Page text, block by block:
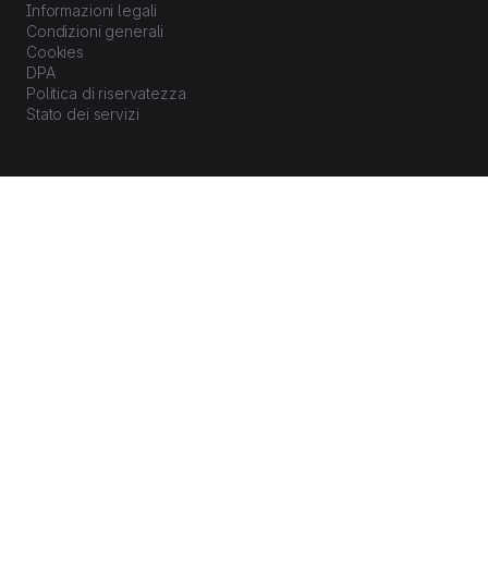
Informazioni legali
Condizioni generali
Cookies
DPA
Politica di riservatezza
Stato dei servizi